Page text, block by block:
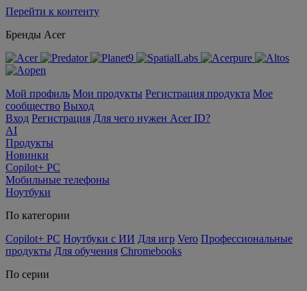
Перейти к контенту
Бренды Acer
Мой профиль Мои продукты Регистрация продукта Мое
сообщество Выход
Вход Регистрация Для чего нужен Acer ID?
AI
Продукты
Новинки
Copilot+ PC
Мобильные телефоны
Ноутбуки
По категории
Copilot+ PC Ноутбуки с ИИ Для игр Vero Профессиональные
продукты Для обучения Chromebooks
По серии